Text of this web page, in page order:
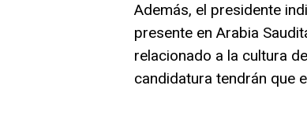
Además, el presidente
presente en Arabia
relacionado a la cultura
candidatura tendrán que